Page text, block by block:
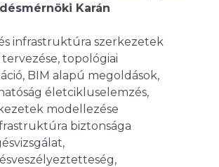
Karán
infrastruktúra szerkezetek
topológiai
BIM alapú megoldások,
életcikluselemzés,
modellezése
biztonsága